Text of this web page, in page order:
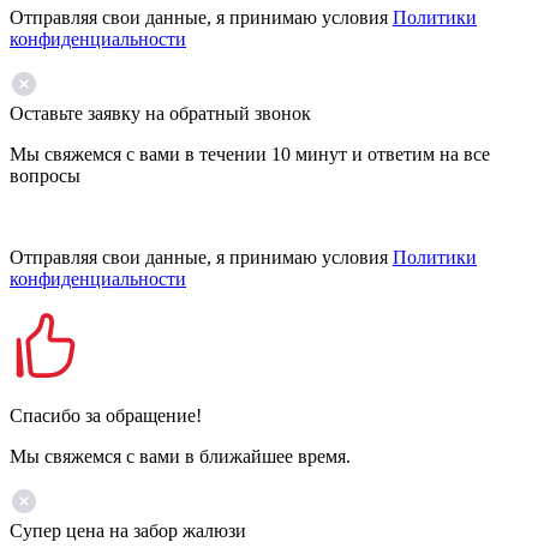
Отправляя свои данные, я принимаю условия Политики
конфиденциальности
Оставьте заявку на обратный звонок
Мы свяжемся с вами в течении 10 минут и ответим на все
вопросы
Отправляя свои данные, я принимаю условия Политики
конфиденциальности
Спасибо за обращение!
Мы свяжемся с вами в ближайшее время.
Супер цена на забор жалюзи